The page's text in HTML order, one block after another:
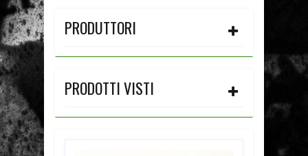
PRODUTTORI
PRODOTTI VISTI